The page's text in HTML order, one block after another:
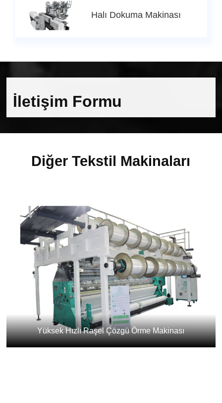
Halı Dokuma Makinası
İletişim Formu
Diğer Tekstil Makinaları
Yüksek Hızlı Raşel Çözgü Örme Makinası